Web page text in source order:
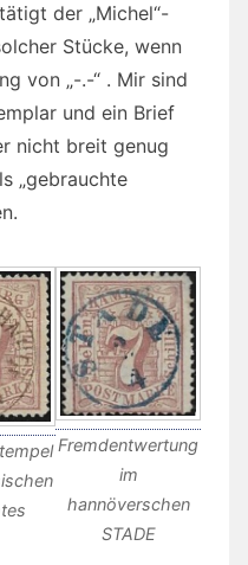
der „Michel“-
Stücke, wenn
von „-.-“ . Mir sind
und ein Brief
nicht breit genug
„gebrauchte
Fremdentwertung
im
hannöverschen
STADE